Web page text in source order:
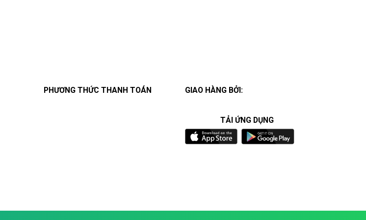
PHƯƠNG THỨC THANH TOÁN GIAO HÀNG BỞI:
TẢI ỨNG DỤNG